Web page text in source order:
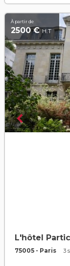
À partir de
2500 €H.T
L'hôtel
75005 - Paris 3